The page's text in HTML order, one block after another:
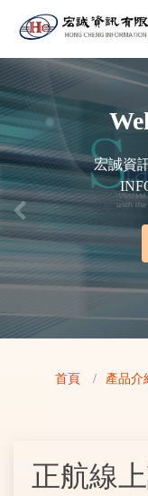
宏誠資
Previous
首頁 產品介
正航線